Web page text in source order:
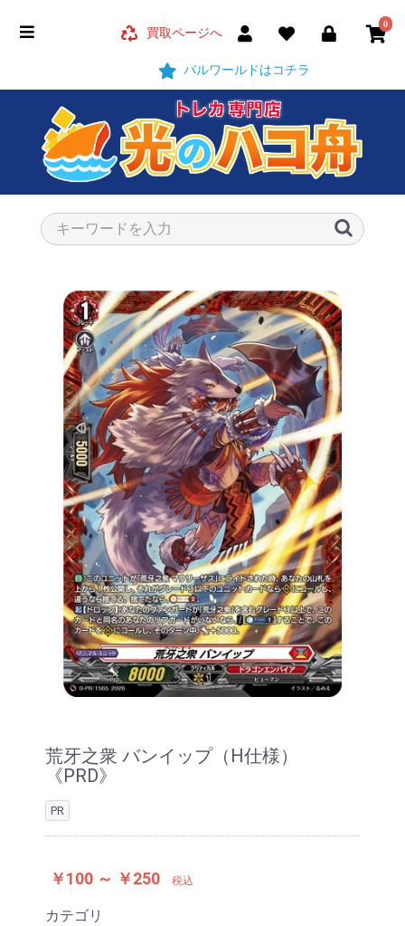
買取ページへ
パルワールドはコチラ
0
荒牙之衆 バンイップ（H仕様）
《PRD》
PR
￥100 ～ ￥250 税込
カテゴリ